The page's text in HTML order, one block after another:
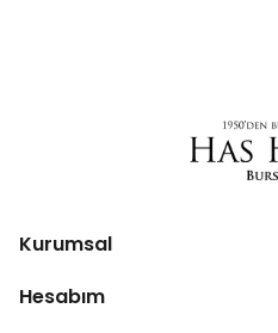
Kurumsal
Hesabım